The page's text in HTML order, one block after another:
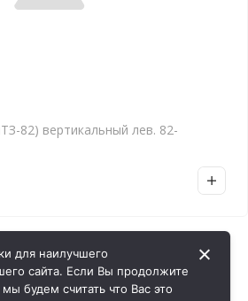
82) вертикальный лев. 82-
для наилучшего
сайта. Если Вы продолжите
мы будем считать что Вас это